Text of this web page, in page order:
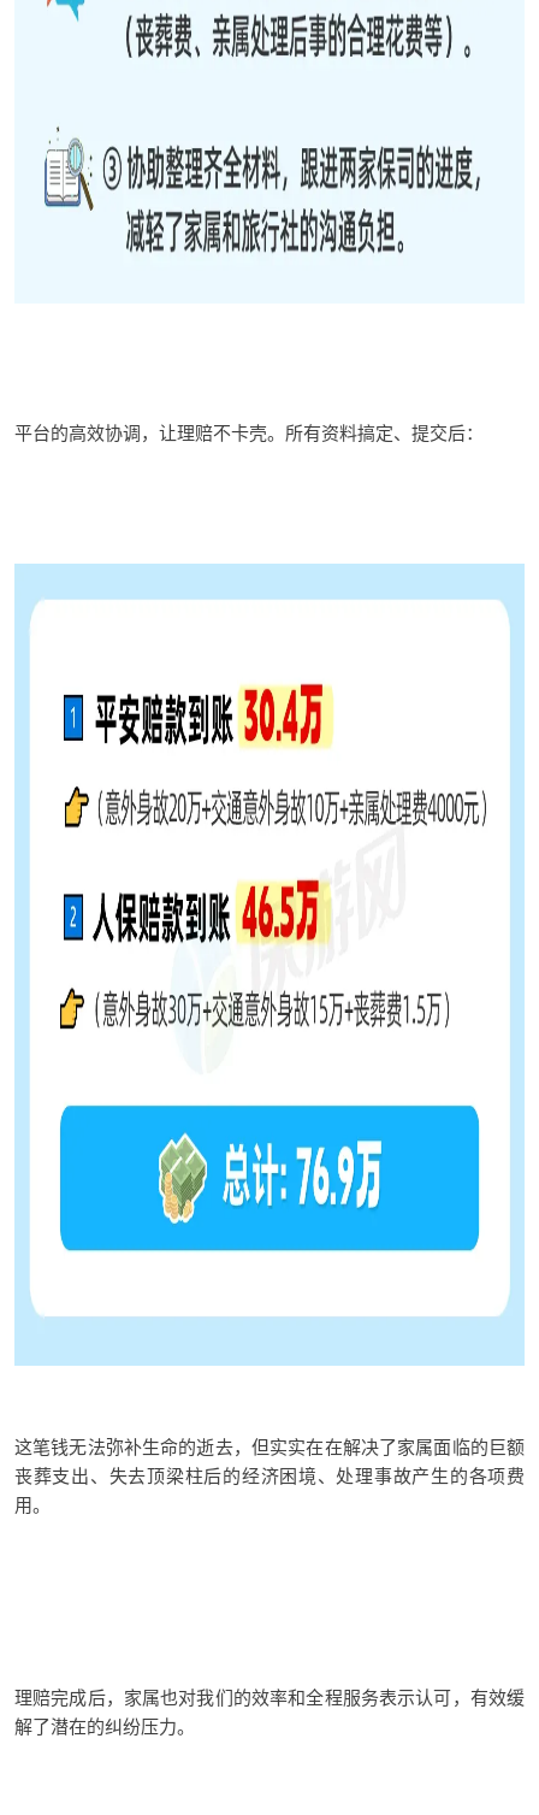
平台的高效协调，让理赔不卡壳。 所有资料搞定、提交后：
这笔钱无法弥补生命的逝去，但实实在在解决了家属面临的 巨额
丧葬支出、失去顶梁柱后的经济困境、处理事故产生的各项费
用。
理赔完成后， 家属也对我们的效率和全程服务表示认可 ，有效缓
解了潜在的纠纷压力。